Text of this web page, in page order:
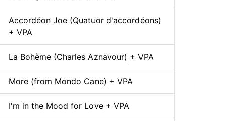
Accordéon Joe (Quatuor d'accordéons)
+ VPA
La Bohème (Charles Aznavour) + VPA
More (from Mondo Cane) + VPA
I'm in the Mood for Love + VPA